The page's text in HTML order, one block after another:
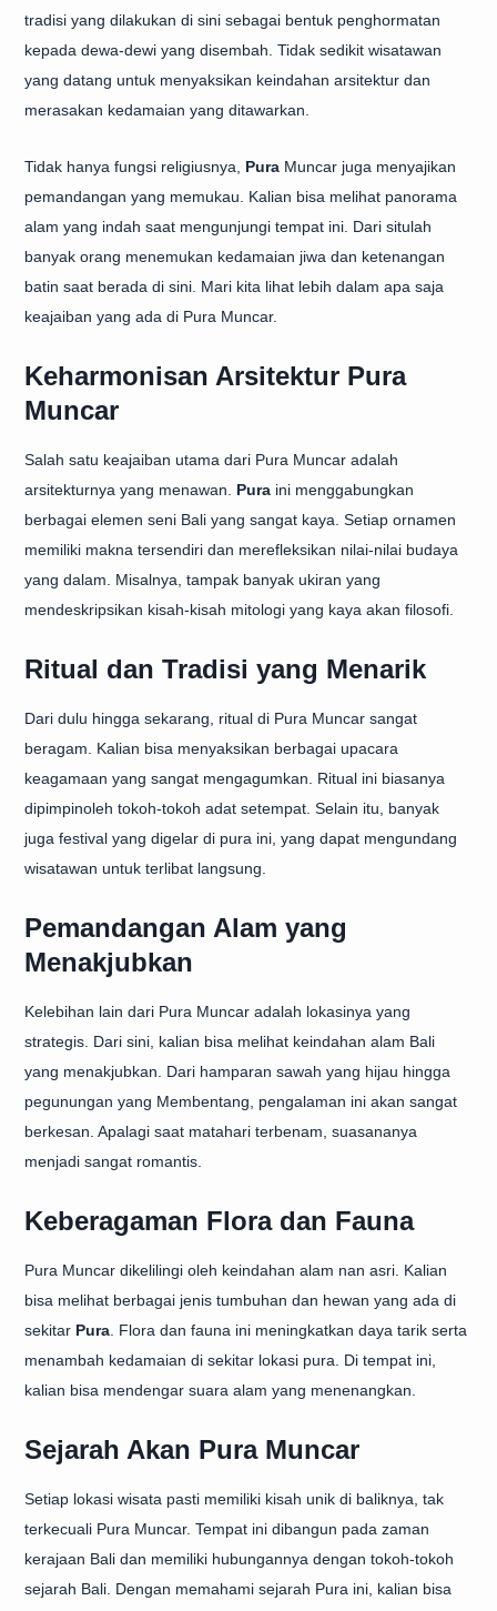
tradisi yang dilakukan di sini sebagai bentuk penghormatan
kepada dewa-dewi yang disembah. Tidak sedikit wisatawan
yang datang untuk menyaksikan keindahan arsitektur dan
merasakan kedamaian yang ditawarkan.
Tidak hanya fungsi religiusnya, Pura Muncar juga menyajikan
pemandangan yang memukau. Kalian bisa melihat panorama
alam yang indah saat mengunjungi tempat ini. Dari situlah
banyak orang menemukan kedamaian jiwa dan ketenangan
batin saat berada di sini. Mari kita lihat lebih dalam apa saja
keajaiban yang ada di Pura Muncar.
Keharmonisan Arsitektur Pura
Muncar
Salah satu keajaiban utama dari Pura Muncar adalah
arsitekturnya yang menawan. Pura ini menggabungkan
berbagai elemen seni Bali yang sangat kaya. Setiap ornamen
memiliki makna tersendiri dan merefleksikan nilai-nilai budaya
yang dalam. Misalnya, tampak banyak ukiran yang
mendeskripsikan kisah-kisah mitologi yang kaya akan filosofi.
Ritual dan Tradisi yang Menarik
Dari dulu hingga sekarang, ritual di Pura Muncar sangat
beragam. Kalian bisa menyaksikan berbagai upacara
keagamaan yang sangat mengagumkan. Ritual ini biasanya
dipimpinoleh tokoh-tokoh adat setempat. Selain itu, banyak
juga festival yang digelar di pura ini, yang dapat mengundang
wisatawan untuk terlibat langsung.
Pemandangan Alam yang
Menakjubkan
Kelebihan lain dari Pura Muncar adalah lokasinya yang
strategis. Dari sini, kalian bisa melihat keindahan alam Bali
yang menakjubkan. Dari hamparan sawah yang hijau hingga
pegunungan yang Membentang, pengalaman ini akan sangat
berkesan. Apalagi saat matahari terbenam, suasananya
menjadi sangat romantis.
Keberagaman Flora dan Fauna
Pura Muncar dikelilingi oleh keindahan alam nan asri. Kalian
bisa melihat berbagai jenis tumbuhan dan hewan yang ada di
sekitar Pura . Flora dan fauna ini meningkatkan daya tarik serta
menambah kedamaian di sekitar lokasi pura. Di tempat ini,
kalian bisa mendengar suara alam yang menenangkan.
Sejarah Akan Pura Muncar
Setiap lokasi wisata pasti memiliki kisah unik di baliknya, tak
terkecuali Pura Muncar. Tempat ini dibangun pada zaman
kerajaan Bali dan memiliki hubungannya dengan tokoh-tokoh
sejarah Bali. Dengan memahami sejarah Pura ini, kalian bisa